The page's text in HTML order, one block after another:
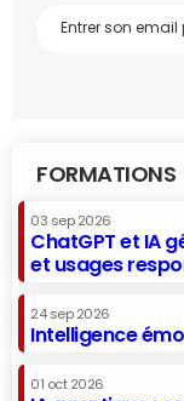
FORMATIONS
03 sep 2026
ChatGPT et IA
et usages
24 sep 2026
Intelligence
01 oct 2026